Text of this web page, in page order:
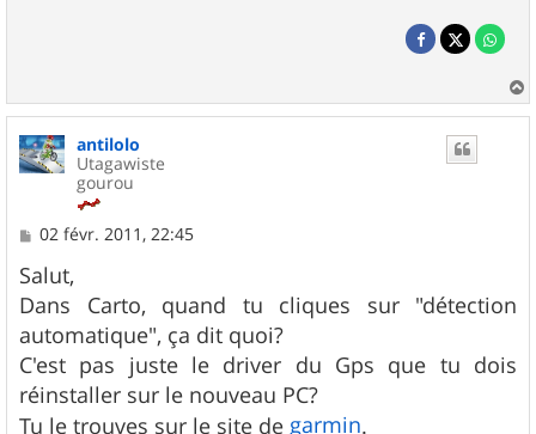
a
antilolo
Utagawiste
gourou
M
s
s
a
g
e
02 févr. 2011, 22:45
Salut,
Dans Carto, quand tu cliques sur "détection
automatique", ça dit quoi?
C'est pas juste le driver du Gps que tu dois
réinstaller sur le nouveau PC?
Tu le trouves sur le site de garmin.